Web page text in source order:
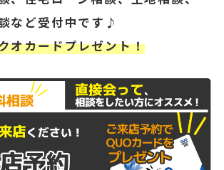
など受付中です♪
オカードプレゼント！